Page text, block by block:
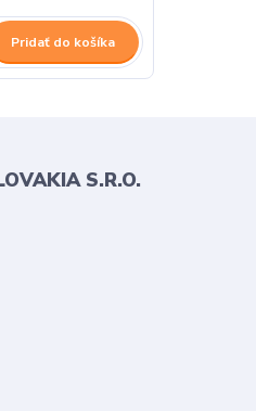
Pridať do košíka
S.R.O.